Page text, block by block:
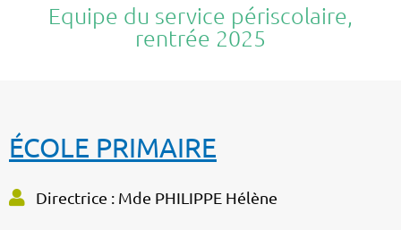
Equipe du service périscolaire,
rentrée 2025
ÉCOLE PRIMAIRE
Directrice : Mde PHILIPPE Hélène